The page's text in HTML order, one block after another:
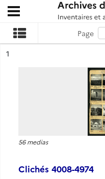
Archives
Ouvrir le menu déroulant
Page
n°
1
56 medias
Clichés 4008-4974